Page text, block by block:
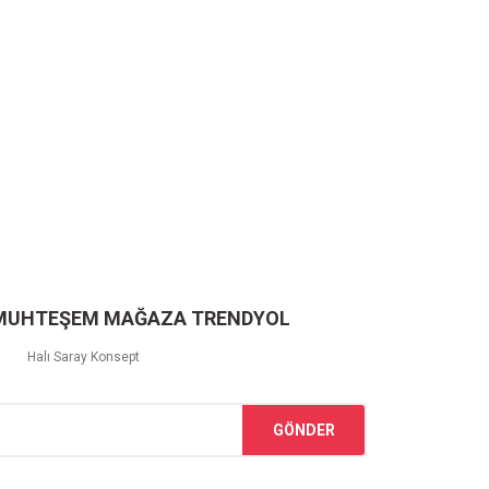
MAĞAZA TRENDYOL
Halı Saray Konsept
GÖNDER